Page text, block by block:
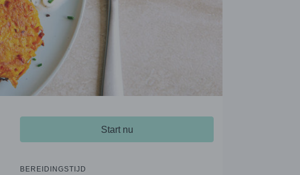
Start nu
BEREIDINGSTIJD